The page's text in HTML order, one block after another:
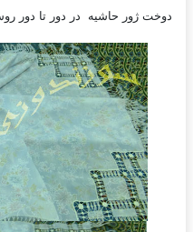
دوخت ژور حاشیه در دور تا دور